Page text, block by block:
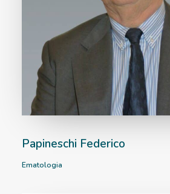
Papineschi Federico
Ematologia